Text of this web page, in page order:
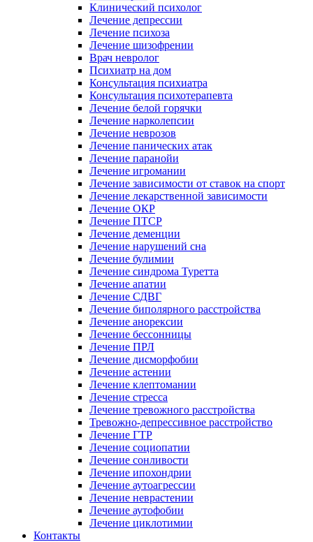
Клинический психолог
Лечение депрессии
Лечение психоза
Лечение шизофрении
Врач невролог
Психиатр на дом
Консультация психиатра
Консультация психотерапевта
Лечение белой горячки
Лечение нарколепсии
Лечение неврозов
Лечение панических атак
Лечение паранойи
Лечение игромании
Лечение зависимости от ставок на спорт
Лечение лекарственной зависимости
Лечение ОКР
Лечение ПТСР
Лечение деменции
Лечение нарушений сна
Лечение булимии
Лечение синдрома Туретта
Лечение апатии
Лечение СДВГ
Лечение биполярного расстройства
Лечение анорексии
Лечение бессонницы
Лечение ПРЛ
Лечение дисморфобии
Лечение астении
Лечение клептомании
Лечение стресса
Лечение тревожного расстройства
Тревожно-депрессивное расстройство
Лечение ГТР
Лечение социопатии
Лечение сонливости
Лечение ипохондрии
Лечение аутоагрессии
Лечение неврастении
Лечение аутофобии
Лечение циклотимии
Контакты